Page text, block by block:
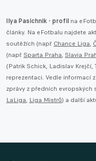
Ilya Pasichnik - profil na
články. Na eFotbalu najdete
soutěžích (např. Chance Liga,
(např. Sparta Praha, Slavia
(Patrik Schick, Ladislav
reprezentaci. Vedle informací
zprávy z předních evropských
LaLiga, Liga Mistrů) a další